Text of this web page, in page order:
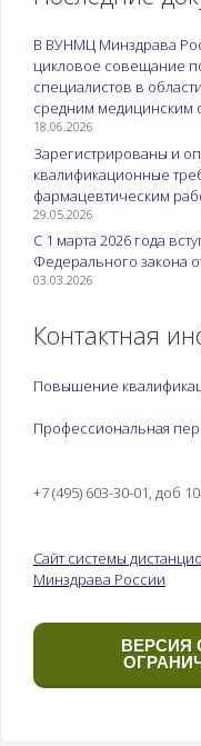
В ВУНМЦ Минздрава
цикловое совещание
специалистов в
средним медицинским
18.06.2026
Зарегистрированы и
квалификационные
фармацевтическим
29.05.2026
С 1 марта 2026 года
Федерального закона
03.03.2026
Контактная
Повышение
Профессиональная
+7 (495) 603-30-01, доб
Сайт системы
Минздрава России
ВЕРСИЯ